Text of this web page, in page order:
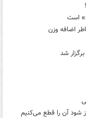
است
اضافه وزن
شد
شود آن را قطع می‌کنیم